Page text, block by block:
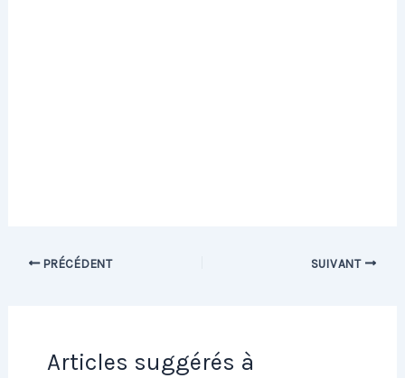
PRÉCÉDENT SUIVANT
Articles suggérés à